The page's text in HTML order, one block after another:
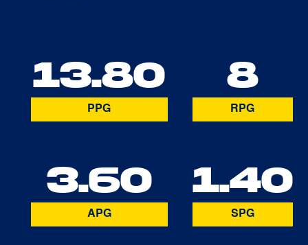
13.80
PPG
8
RPG
3.60
APG
1.40
SPG